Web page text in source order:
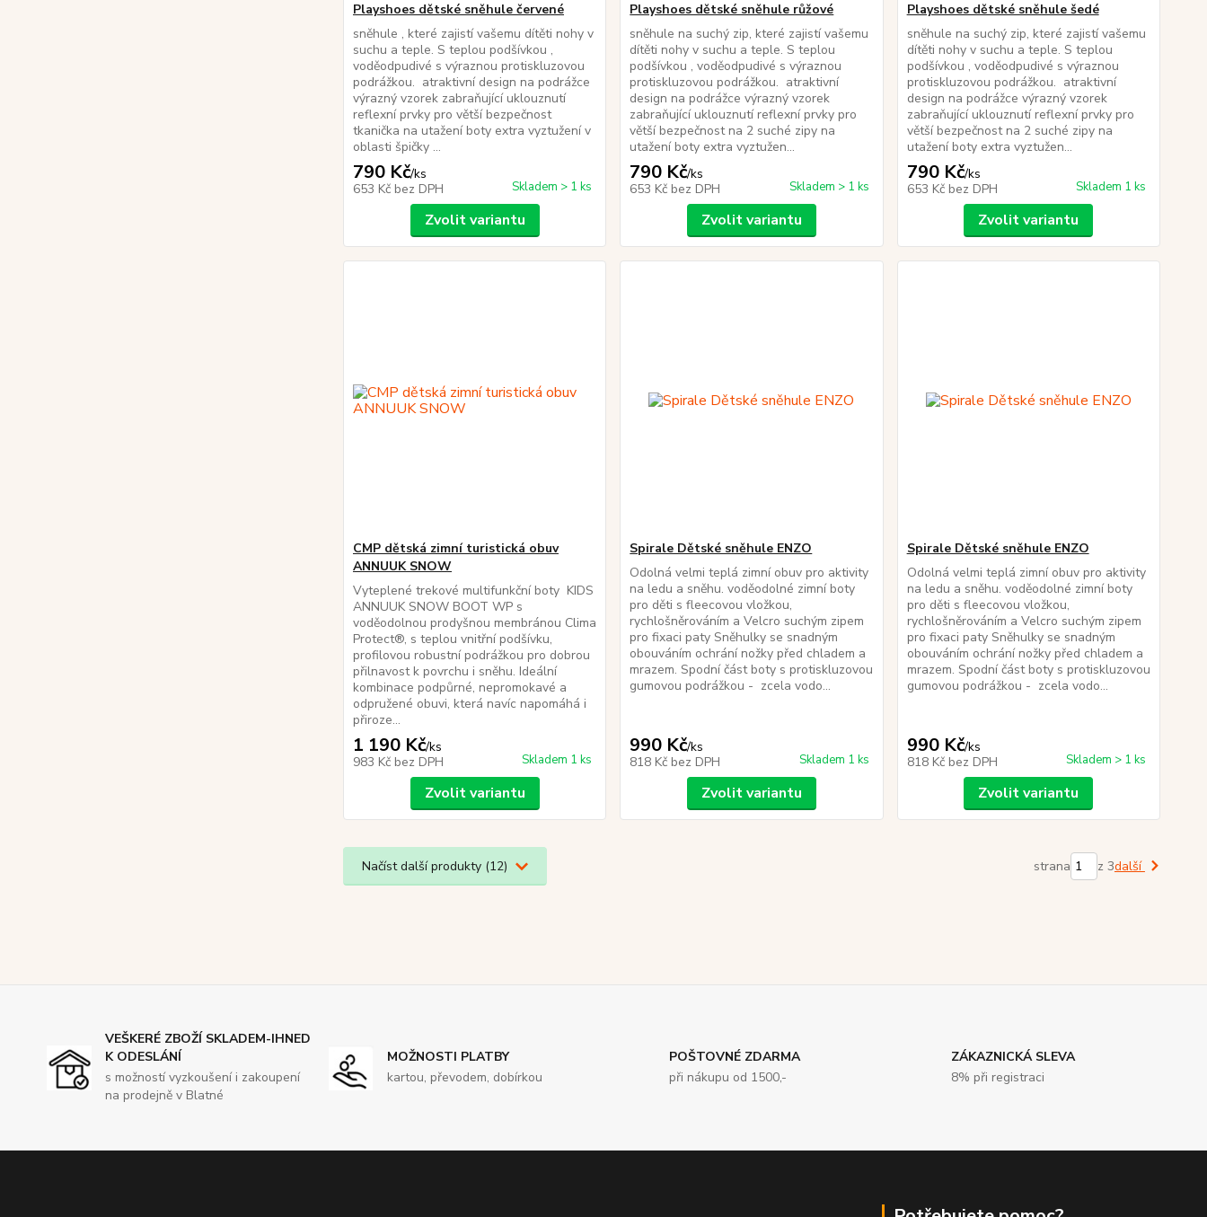
Playshoes dětské sněhule červené
sněhule , které zajistí vašemu dítěti nohy v
suchu a teple. S teplou podšívkou ,
voděodpudivé s výraznou protiskluzovou
podrážkou. atraktivní design na podrážce
výrazný vzorek zabraňující uklouznutí
reflexní prvky pro větší bezpečnost
tkanička na utažení boty extra vyztužení v
oblasti špičky ...
790 Kč/ks
653 Kč bez DPH Skladem > 1 ks
Zvolit variantu
Playshoes dětské sněhule růžové
sněhule na suchý zip, které zajistí vašemu
dítěti nohy v suchu a teple. S teplou
podšívkou , voděodpudivé s výraznou
protiskluzovou podrážkou. atraktivní
design na podrážce výrazný vzorek
zabraňující uklouznutí reflexní prvky pro
větší bezpečnost na 2 suché zipy na
utažení boty extra vyztužen...
790 Kč/ks
653 Kč bez DPH Skladem > 1 ks
Zvolit variantu
Playshoes dětské sněhule šedé
sněhule na suchý zip, které zajistí vašemu
dítěti nohy v suchu a teple. S teplou
podšívkou , voděodpudivé s výraznou
protiskluzovou podrážkou. atraktivní
design na podrážce výrazný vzorek
zabraňující uklouznutí reflexní prvky pro
větší bezpečnost na 2 suché zipy na
utažení boty extra vyztužen...
790 Kč/ks
653 Kč bez DPH Skladem 1 ks
Zvolit variantu
CMP dětská zimní turistická obuv
ANNUUK SNOW
Vyteplené trekové multifunkční boty KIDS
ANNUUK SNOW BOOT WP s
voděodolnou prodyšnou membránou Clima
Protect®, s teplou vnitřní podšívku,
profilovou robustní podrážkou pro dobrou
přilnavost k povrchu i sněhu. Ideální
kombinace podpůrné, nepromokavé a
odpružené obuvi, která navíc napomáhá i
přiroze...
1 190 Kč/ks
983 Kč bez DPH Skladem 1 ks
Zvolit variantu
Spirale Dětské sněhule ENZO
Odolná velmi teplá zimní obuv pro aktivity
na ledu a sněhu. voděodolné zimní boty
pro děti s fleecovou vložkou,
rychlošněrováním a Velcro suchým zipem
pro fixaci paty Sněhulky se snadným
obouváním ochrání nožky před chladem a
mrazem. Spodní část boty s protiskluzovou
gumovou podrážkou - zcela vodo...
990 Kč/ks
818 Kč bez DPH Skladem 1 ks
Zvolit variantu
Spirale Dětské sněhule ENZO
Odolná velmi teplá zimní obuv pro aktivity
na ledu a sněhu. voděodolné zimní boty
pro děti s fleecovou vložkou,
rychlošněrováním a Velcro suchým zipem
pro fixaci paty Sněhulky se snadným
obouváním ochrání nožky před chladem a
mrazem. Spodní část boty s protiskluzovou
gumovou podrážkou - zcela vodo...
990 Kč/ks
818 Kč bez DPH Skladem > 1 ks
Zvolit variantu
Načíst další produkty (12) strana z 3další
VEŠKERÉ ZBOŽÍ SKLADEM-IHNED
K ODESLÁNÍ
s možností vyzkoušení i zakoupení
na prodejně v Blatné
MOŽNOSTI PLATBY
kartou, převodem, dobírkou
POŠTOVNÉ ZDARMA
při nákupu od 1500,-
ZÁKAZNICKÁ SLEVA
8% při registraci